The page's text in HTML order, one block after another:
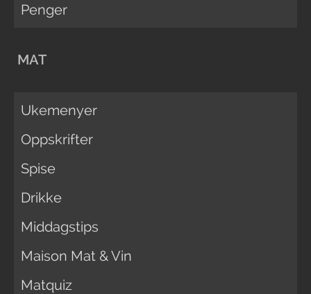
Penger
MAT
Ukemenyer
Oppskrifter
Spise
Drikke
Middagstips
Maison Mat & Vin
Matquiz